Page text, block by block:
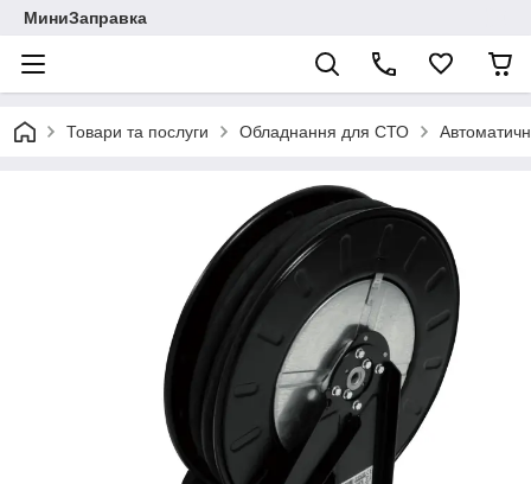
МиниЗаправка
Товари та послуги Обладнання для СТО